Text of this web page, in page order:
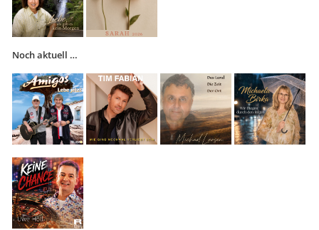
Noch aktuell …